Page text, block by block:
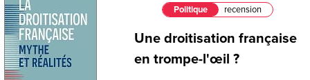
Politique recension
Une droitisation française
en trompe-l'œil ?